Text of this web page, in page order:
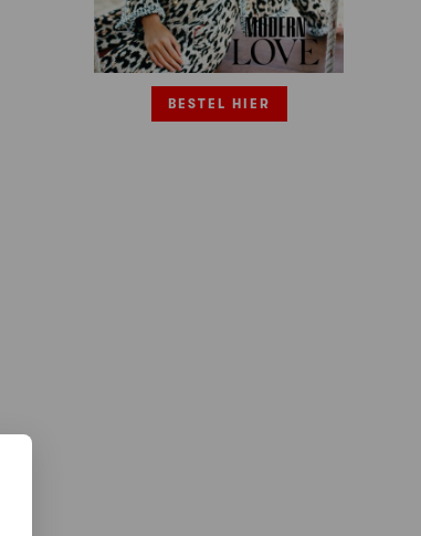
BESTEL HIER